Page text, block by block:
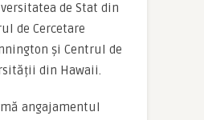
de Stat din
de Cercetare
și Centrul de
din Hawaii.
angajamentul